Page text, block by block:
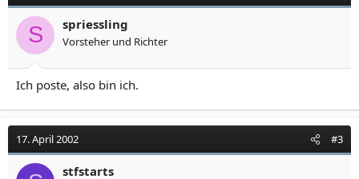
S spriessling
Vorsteher und Richter
Ich poste, also bin ich.
17. April 2002 #3
stfstarts